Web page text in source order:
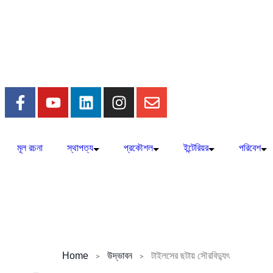
মূল রচনা স্থাপত্য প্রকৌশল ইন্টেরিয়র পরিবেশ
Home উদ্ভাবন টাইলসের ছটায় সৌরবিদ্যুৎ